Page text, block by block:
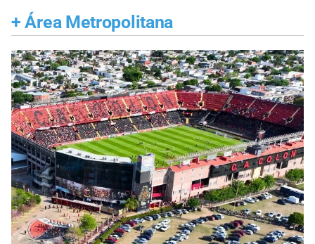
+ Área Metropolitana